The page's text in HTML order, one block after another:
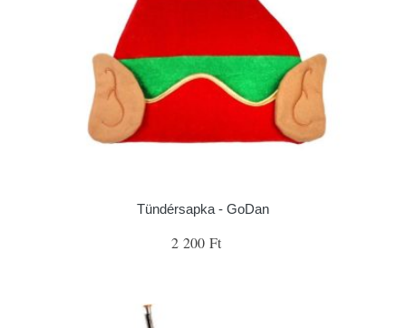
Tündérsapka - GoDan
2 200 Ft